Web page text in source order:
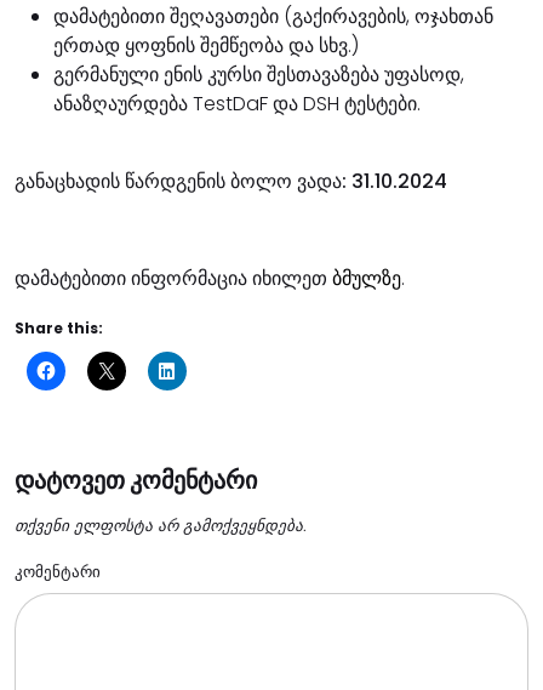
დამატებითი შეღავათები (გაქირავების, ოჯახთან
ერთად ყოფნის შემწეობა და სხვ.)
გერმანული ენის კურსი შესთავაზება უფასოდ,
ანაზღაურდება TestDaF და DSH ტესტები.
განაცხადის წარდგენის ბოლო ვადა: 31.10.2024
დამატებითი ინფორმაცია იხილეთ ბმულზე.
Share this:
დატოვეთ კომენტარი
თქვენი ელფოსტა არ გამოქვეყნდება.
კომენტარი